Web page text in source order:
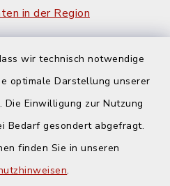
wir technisch notwendige
optimale Darstellung unserer
Die Einwilligung zur Nutzung
Bedarf gesondert abgefragt.
finden Sie in unseren
.
in der Region